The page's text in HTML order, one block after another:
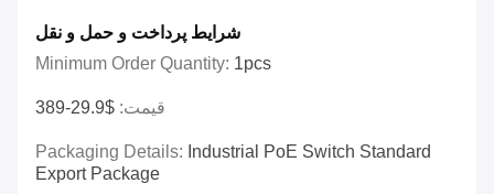
شرایط پرداخت و حمل و نقل
Minimum Order Quantity: 1pcs
قیمت: $29.9-389
Packaging Details: Industrial PoE Switch Standard
Export Package